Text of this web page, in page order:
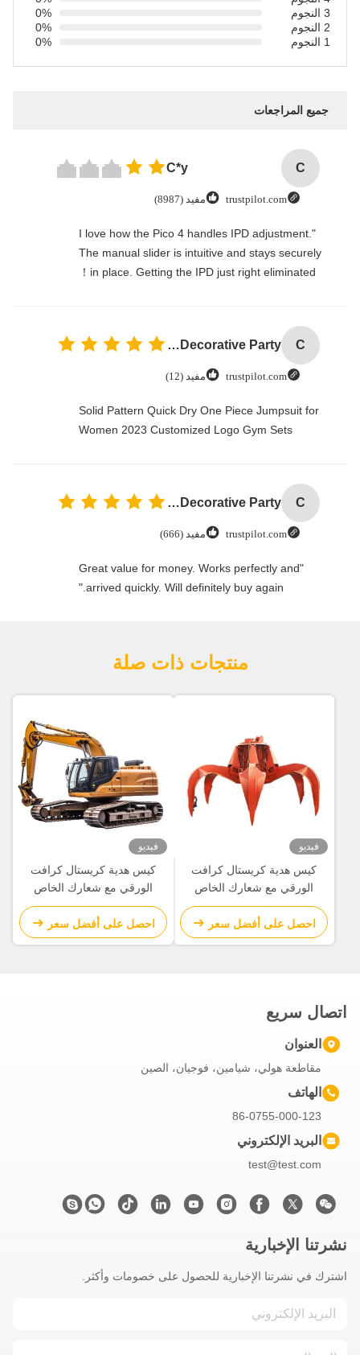
3 النجوم
0%
2 النجوم
0%
1 النجوم
0%
جميع المراجعات
C
C*y
trustpilot.com مفيد (8987)
"I love how the Pico 4 handles IPD adjustment.
The manual slider is intuitive and stays securely
in place. Getting the IPD just right eliminated！
C
Custom Creative Goodie Christmas Kraft Paper Gift Bag with Your Own Logo for Xmas Decorative Party
trustpilot.com مفيد (12)
Solid Pattern Quick Dry One Piece Jumpsuit for
Women 2023 Customized Logo Gym Sets
C
Custom Creative Goodie Christmas Kraft Paper Gift Bag with Your Own Logo for Xmas Decorative Party
trustpilot.com مفيد (666)
"Great value for money. Works perfectly and
arrived quickly. Will definitely buy again."
منتجات ذات صلة
فيديو
كيس هدية كريستال كرافت
الورقي مع شعارك الخاص
لحفلة عيد الميلاد الزخرفية
احصل على أفضل سعر
فيديو
كيس هدية كريستال كرافت
الورقي مع شعارك الخاص
لحفلة عيد الميلاد الزخرفية
احصل على أفضل سعر
اتصال سريع
العنوان
مقاطعة هولي، شيامين، فوجيان، الصين
الهاتف
86-0755-000-123
البريد الإلكتروني
test@test.com
نشرتنا الإخبارية
اشترك في نشرتنا الإخبارية للحصول على خصومات وأكثر.